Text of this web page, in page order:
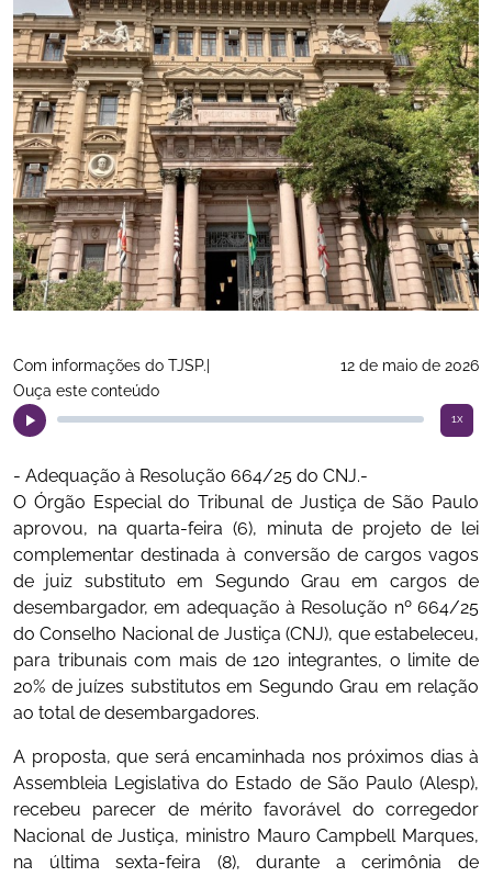
Com informações do TJSP.|
12 de maio de 2026
Ouça este conteúdo
1x
- Adequação à Resolução 664/25 do CNJ.-
O Órgão Especial do Tribunal de Justiça de São Paulo
aprovou, na quarta-feira (6), minuta de projeto de lei
complementar destinada à conversão de cargos vagos
de juiz substituto em Segundo Grau em cargos de
desembargador, em adequação à Resolução nº 664/25
do Conselho Nacional de Justiça (CNJ), que estabeleceu,
para tribunais com mais de 120 integrantes, o limite de
20% de juízes substitutos em Segundo Grau em relação
ao total de desembargadores.
A proposta, que será encaminhada nos próximos dias à
Assembleia Legislativa do Estado de São Paulo (Alesp),
recebeu parecer de mérito favorável do corregedor
Nacional de Justiça, ministro Mauro Campbell Marques,
na última sexta-feira (8), durante a cerimônia de